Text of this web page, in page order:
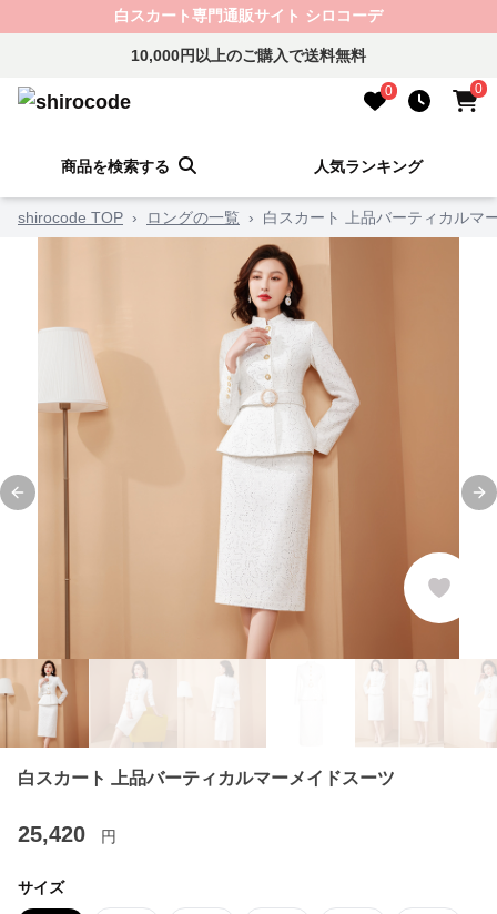
白スカート専門通販サイト シロコーデ
10,000円以上のご購入で送料無料
0 0
商品を検索する 人気ランキング
shirocode TOP › ロングの一覧 › 白スカート 上品バーティカルマ
Previous slide
白スカート 上品バーティカルマーメイドスーツ
25,420 円
サイズ